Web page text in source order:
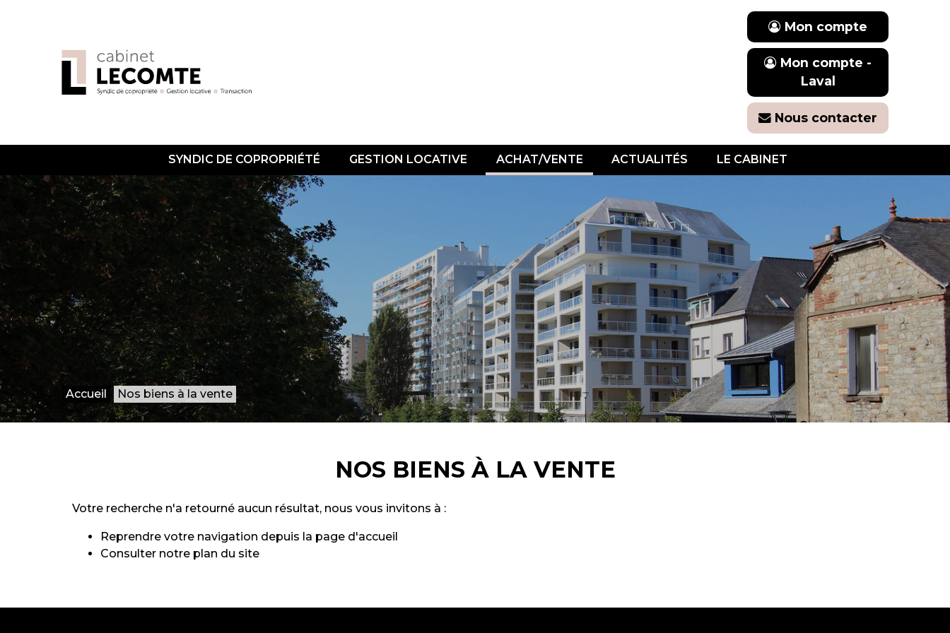
Mon compte
Mon compte -
Laval
Nous contacter
SYNDIC DE COPROPRIÉTÉ GESTION LOCATIVE ACHAT/VENTE ACTUALITÉS LE CABINET
Accueil Nos biens à la vente
NOS BIENS À LA VENTE
Votre recherche n'a retourné aucun résultat, nous vous invitons à :
Reprendre votre navigation depuis la page d'accueil
Consulter notre plan du site